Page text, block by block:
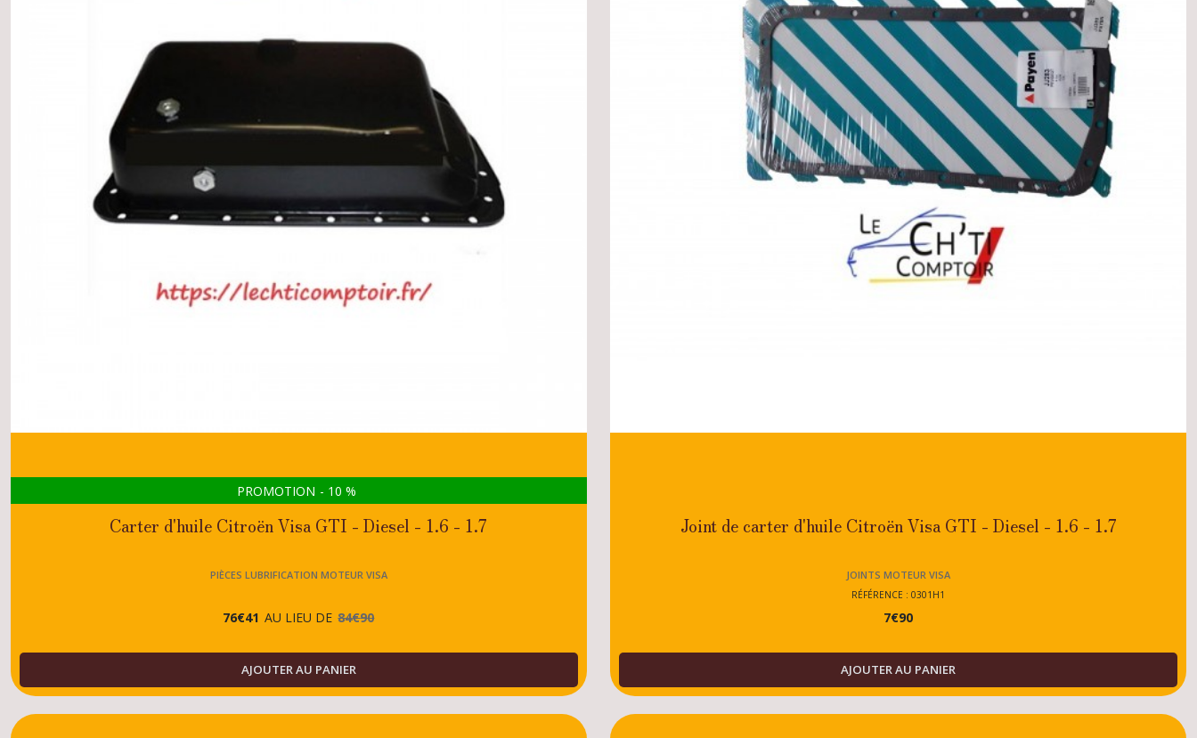
PROMOTION - 10 %
Carter d'huile Citroën Visa GTI - Diesel - 1.6 - 1.7
PIÈCES LUBRIFICATION MOTEUR VISA
76€41 AU LIEU DE 84€90
AJOUTER AU PANIER
Joint de carter d'huile Citroën Visa GTI - Diesel - 1.6 - 1.7
JOINTS MOTEUR VISA
RÉFÉRENCE : 0301H1
7€90
AJOUTER AU PANIER